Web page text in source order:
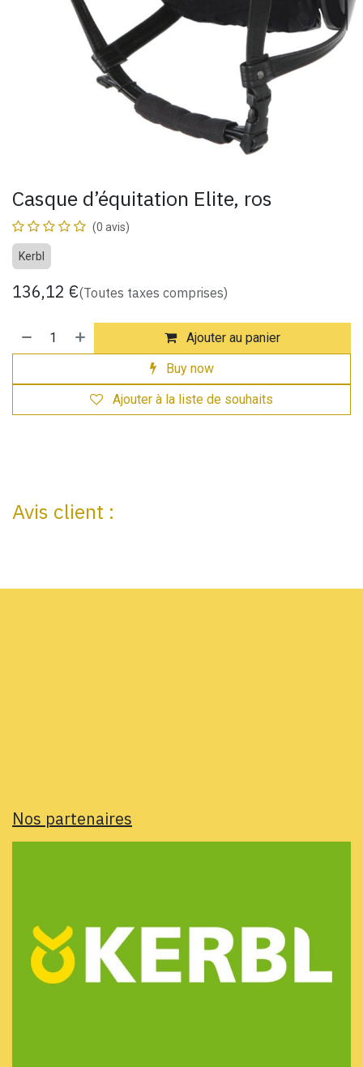
Casque d’équitation Elite, ros
(0 avis)
Kerbl
136,12 €(Toutes taxes comprises)
Ajouter au panier
Buy now
Ajouter à la liste de souhaits
Avis client :
Nos partenaires